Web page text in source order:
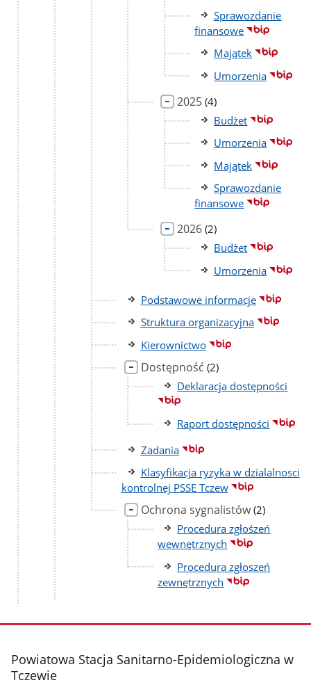
Sprawozdanie
finansowe
Majątek
Umorzenia
2025 liczba
podstron
(4)
Budżet
Umorzenia
Majątek
Sprawozdanie
finansowe
2026 liczba
podstron
(2)
Budżet
Umorzenia
Podstawowe informacje
Struktura organizacyjna
Kierownictwo
Dostępność liczba
podstron
(2)
Deklaracja dostępności
Raport dostępności
Zadania
Klasyfikacja ryzyka w dzialalnosci
kontrolnej PSSE Tczew
Ochrona sygnalistów liczba
podstron
(2)
Procedura zgłośzeń
wewnętrznych
Procedura zgłoszeń
zewnętrznych
stopka
Powiatowa Stacja Sanitarno-Epidemiologiczna w
Tczewie